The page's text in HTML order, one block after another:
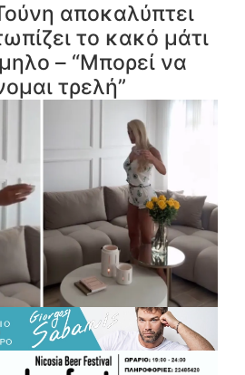
αποκαλύπτει
το κακό μάτι
– “Μπορεί να
τρελή”